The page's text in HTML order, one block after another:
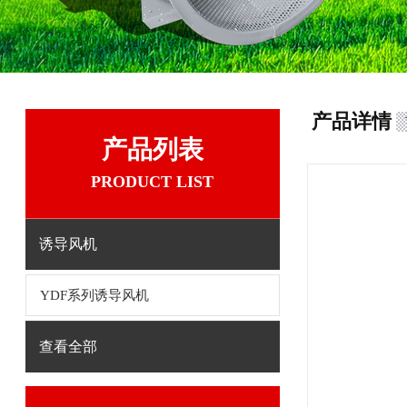
产品列表
PRODUCT LIST
诱导风机
YDF系列诱导风机
查看全部
产品详情